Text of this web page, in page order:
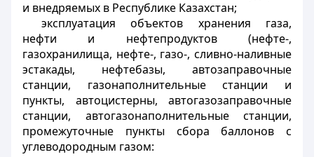
и внедряемых в Республике Казахстан;
эксплуатация объектов хранения газа,
нефти и нефтепродуктов (нефте-,
газохранилища, нефте-, газо-, сливно-наливные
эстакады, нефтебазы, автозаправочные
станции, газонаполнительные станции и
пункты, автоцистерны, автогазозаправочные
станции, автогазонаполнительные станции,
промежуточные пункты сбора баллонов с
углеводородным газом: